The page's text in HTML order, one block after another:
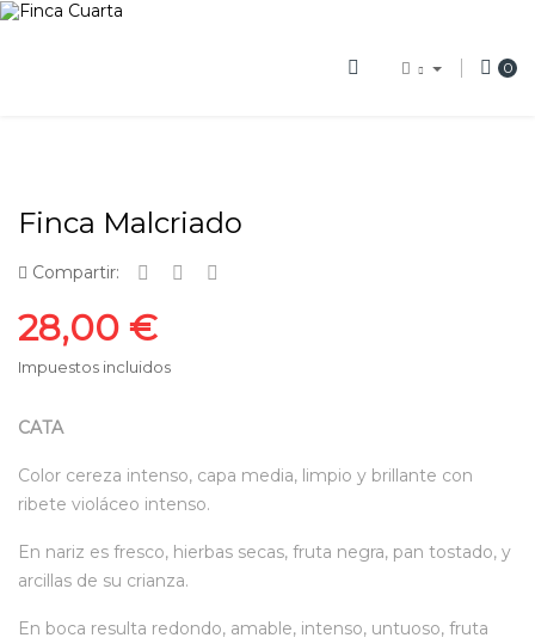
0
Finca Malcriado
Compartir:
28,00 €
Impuestos incluidos
CATA
Color cereza intenso, capa media, limpio y brillante con
ribete violáceo intenso.
En nariz es fresco, hierbas secas, fruta negra, pan tostado, y
arcillas de su crianza.
En boca resulta redondo, amable, intenso, untuoso, fruta